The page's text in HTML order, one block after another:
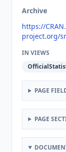
Archive
https://
project.org/
IN VIEWS
PAGE
PAGE